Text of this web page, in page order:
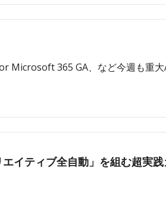
Microsoft 365 GA、など今週も重大
ティブ全自動」を組む超実践